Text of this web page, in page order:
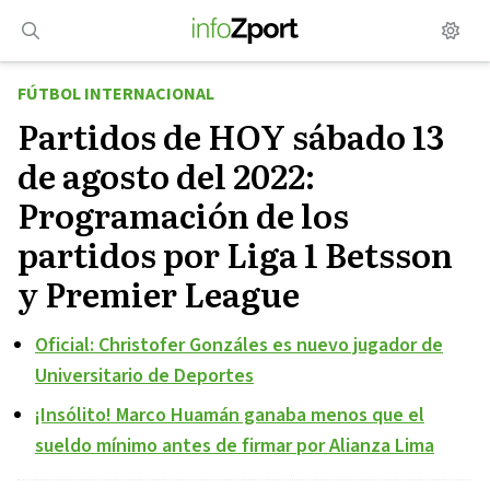
contenido
FÚTBOL INTERNACIONAL
Partidos de HOY sábado 13
de agosto del 2022:
Programación de los
partidos por Liga 1 Betsson
y Premier League
Oficial: Christofer Gonzáles es nuevo jugador de
Universitario de Deportes
¡Insólito! Marco Huamán ganaba menos que el
sueldo mínimo antes de firmar por Alianza Lima